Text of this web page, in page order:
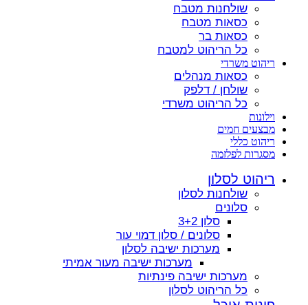
שולחנות מטבח
כסאות מטבח
כסאות בר
כל הריהוט למטבח
ריהוט משרדי
כסאות מנהלים
שולחן / דלפק
כל הריהוט משרדי
וילונות
מבצעים חמים
ריהוט כללי
מסגרות לפלזמה
ריהוט לסלון
שולחנות לסלון
סלונים
סלון 3+2
סלונים / סלון דמוי עור
מערכות ישיבה לסלון
מערכות ישיבה מעור אמיתי
מערכות ישיבה פינתיות
כל הריהוט לסלון